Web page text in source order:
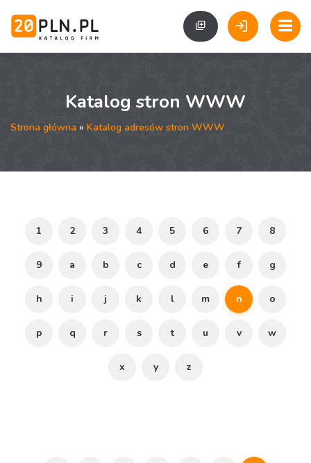
Katalog stron WWW
Strona główna » Katalog adresów stron WWW
1 2 3 4 5 6 7 8
9 a b c d e f g
h i j k l m n o
p q r s t u v w
x y z